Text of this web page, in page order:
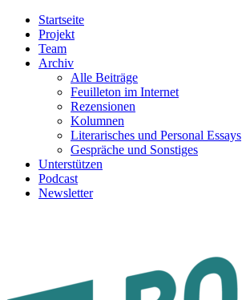
Startseite
Projekt
Team
Archiv
Alle Beiträge
Feuilleton im Internet
Rezensionen
Kolumnen
Literarisches und Personal Essays
Gespräche und Sonstiges
Unterstützen
Podcast
Newsletter